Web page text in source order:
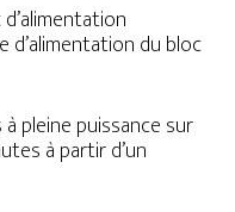
d’alimentation du bloc
pleine puissance sur
à partir d’un